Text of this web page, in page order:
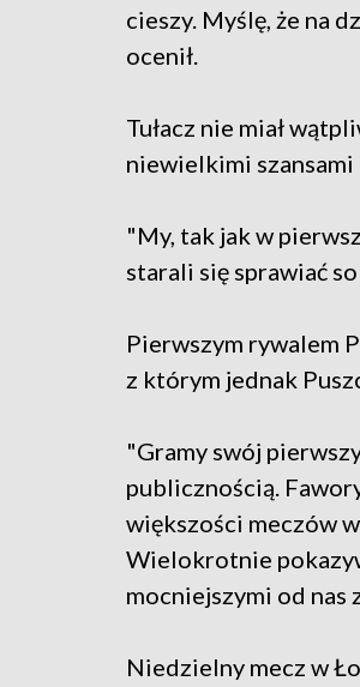
cieszy. Myślę, że na
ocenił.
Tułacz nie miał
niewielkimi
"My, tak jak w
starali się sprawiać
Pierwszym rywalem
z którym jednak
"Gramy swój
publicznością.
większości meczów
Wielokrotnie
mocniejszymi od nas
Niedzielny mecz w